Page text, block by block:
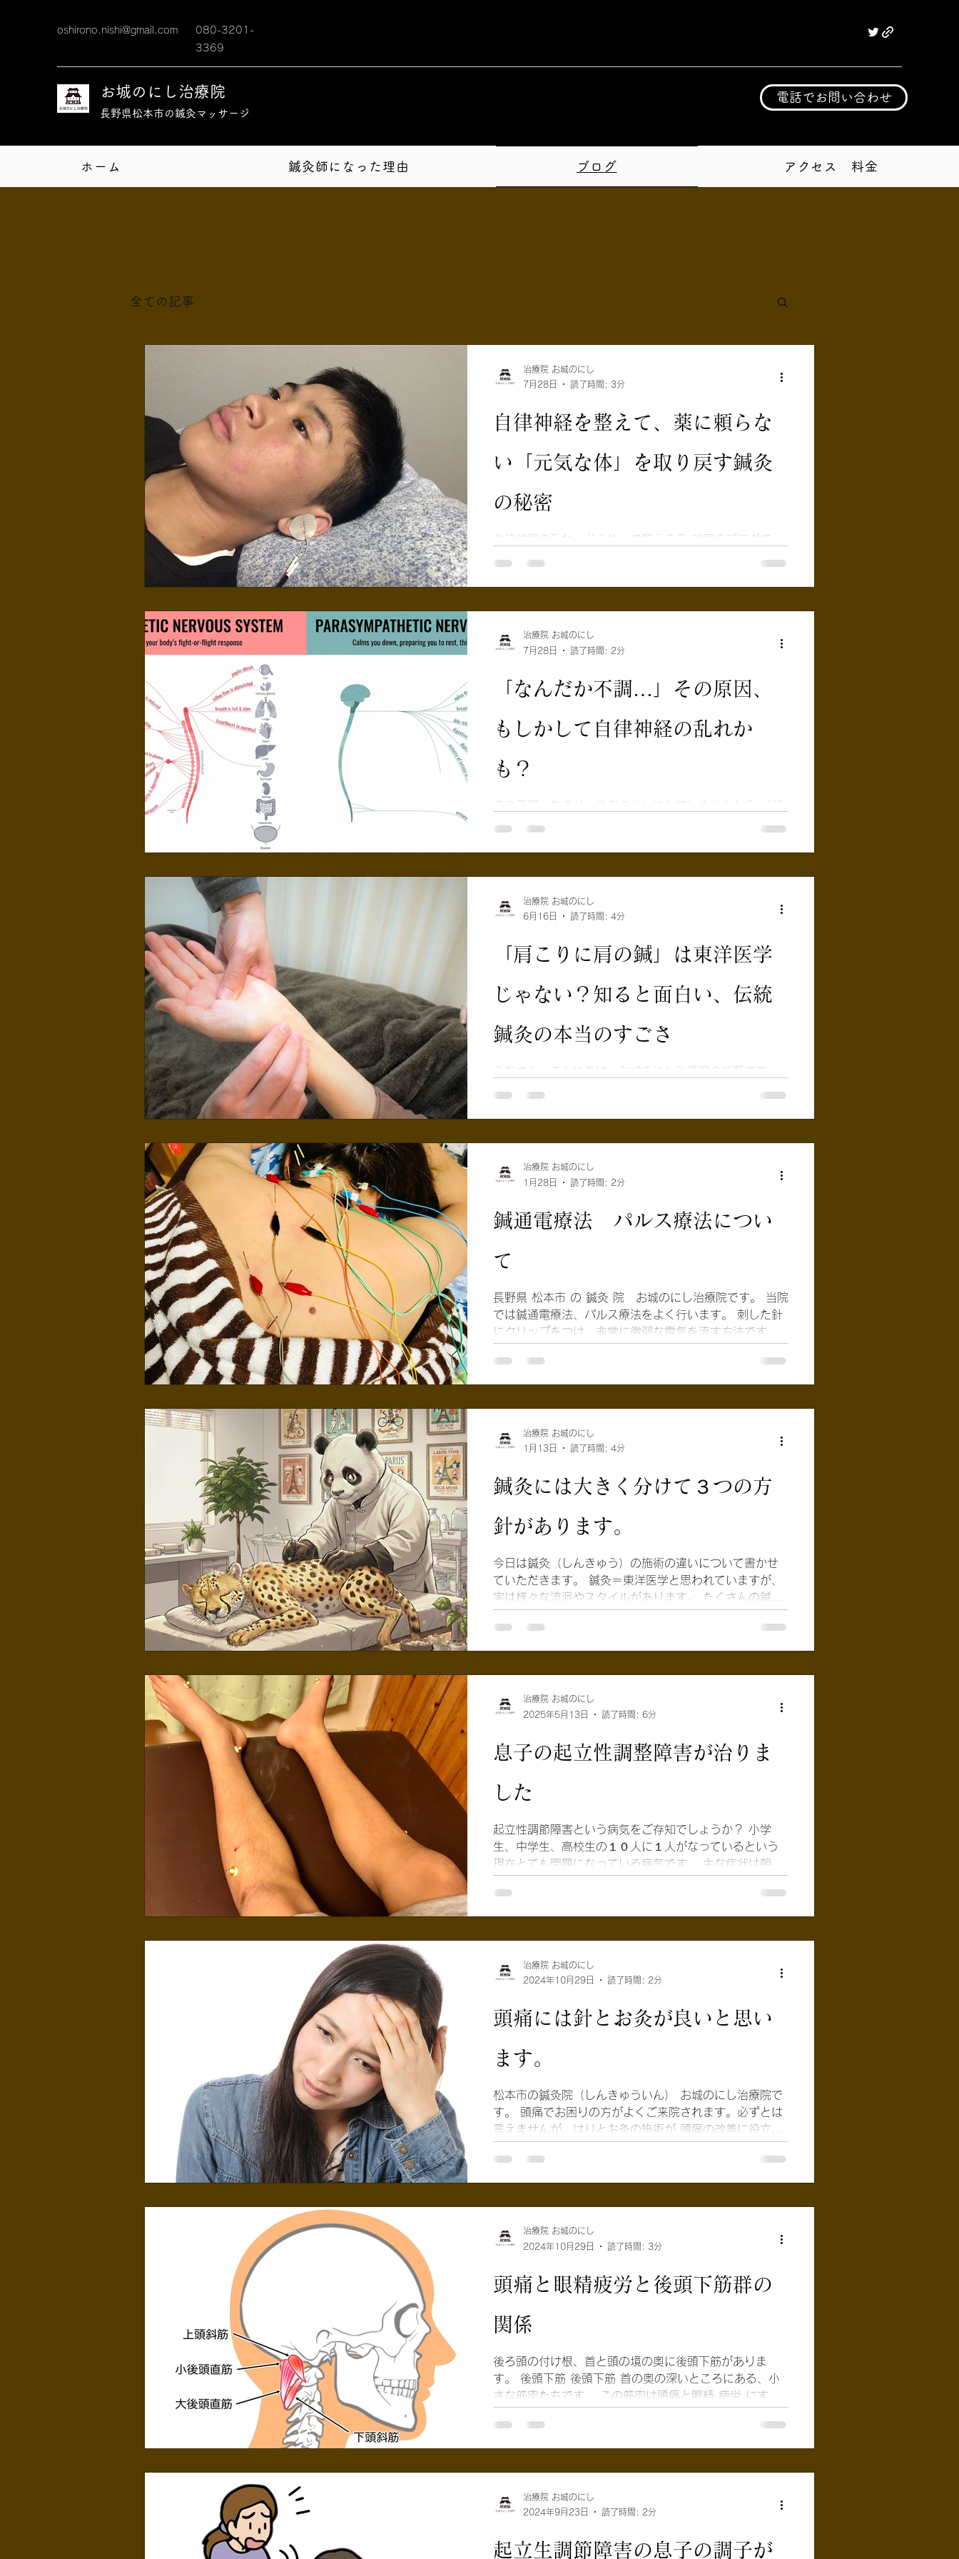
oshirono.nishi@gmail.com
080-3201-
3369
お城のにし治療院
​長野県松本市の鍼灸マッサージ
電話でお問い合わせ
ホーム 鍼灸師になった理由 ブログ アクセス 料金
全ての記事
自律神経を整えて、薬に頼らな
い「元気な体」を取り戻す鍼灸
の秘密
自律神経の乱れ、どうやって整える？ 前回のブログで
が踏みっぱなしになり、 「ブレーキ（副交感神経）」が
は、ここにこそ鍼灸治療の大きな得意分野があります。
の？」と よくご質問をいただきます。 当院では、手足の
も大切にしながら、 神経の緊張を根本から緩めていきま
ツボから、脳の「司令塔（視床下部・脳幹）」 へ
アプローチ 自律神経の中枢である「視床下部」
きを 24時間自動でコントロールしている 命の
司令塔です。 手足にあるツボに
治療院 お城のにし
7月28日
読了時間: 3分
「なんだか不調…」その原因、
もしかして自律神経の乱れか
も？
その不調、年のせいや気のせいにしていませんか？ 「朝
首がガチガチ……」 当院に来院される患者さんからも、
どこから来るの？」と 不安になりますよね。 その慢性的
れません。 そもそも「自律神経」ってなに？ 赤
色が交感神経 青色が副交感神経 自律神
は関係なく、 24時間休まずに自動で体温、血流、呼吸、
神経には、大きく分けて2つのタイプがあります。 交感
神経（活動・緊張のスイッチ） 日中、仕事をしている時
ります。 車で例えると「アクセル」です。 副交感神経
（休息・回復のスイッチ） 夜寝ている時や、リラックス
治療院 お城のにし
7月28日
読了時間: 2分
「肩こりに肩の鍼」は東洋医学
じゃない？知ると面白い、伝統
鍼灸の本当のすごさ
みなさん、こんにちは、お城のにし治療院の杉野です。
と、こうした「痛む場所に直接アプローチする治療」を
んか？ 実はこれ、現代の鍼灸界における最大の「大いな
素晴らしさについてお話しします。 痛いところに打つ鍼
ている場所に直接、鍼やお灸をする」 これは現代の解剖
ーチです。 筋肉のコリや、痛みの原因になっている神経
をピンポイントで狙い撃ちして、血流を良くする治療法
です。これはこれで即効性があり、運動による怪我やギ
ックリ腰などには非常に効果的です。 しかし、伝統的な
「東洋医学」の鍼灸は、全く違う視点であなたの体を見
治療院 お城のにし
6月16日
読了時間: 4分
鍼通電療法 パルス療法につい
て
長野県 松本市 の 鍼灸 院 お城のにし治療院です。 当院
では鍼通電療法、パルス療法をよく行います。 刺した針
にクリップをつけ、非常に微弱な電気を流す方法です。
動く不思議な感覚がありますが、痛みはほとんどありま
せん。 こんな方にお勧めです。 ◯ガチガチに固まったし
睡眠障害 ◯ メンタルヘルス パルス療法にはいくつかの
手法があります。 １．筋肉を動かし血流を上げることに
神経を介して 脳内 モルヒネ （内因性 オピオイド ）の分
対する天然の鎮痛剤」を脳内から放出する事が出来ま
す。 ３． 下行性疼痛抑制系の活性化 「体→脊髄→
ノルアドレナリン を放出してこの痛みの伝達回路を閉じ
て痛みを感じなくする事が出来ます。
治療院 お城のにし
1月28日
読了時間: 2分
鍼灸には大きく分けて３つの方
針があります。
今日は鍼灸（しんきゅう）の施術の違いについて書かせ
ていただきます。 鍼灸＝東洋医学と思われていますが、
実は様々な流派やスタイルがあります。 たくさんの鍼灸
に 施術方法は同じではありません。 鍼灸師は、はり師き
ゅう師という免許を持っています。 この免許は安全に施
ては、国家試験では問題とならず また学校でもあまり教
えてもらえません。 というのは、鍼灸には多くの流派
試験の問題に出来ないからです。 鍼灸の学校を卒業して
くのです。 治療法にはさまざまな流派があるため 治療院
によって治療がかなり違ってくるのです。 これは患者さ
実際に行ってみるまで、どのような施術をしてくれるか
わからないからです。 わかりにくい鍼灸の施術法を簡単
治療院 お城のにし
1月13日
読了時間: 4分
息子の起立性調整障害が治りま
した
起立性調節障害という病気をご存知でしょうか？ 小学
生、中学生、高校生の１０人に１人がなっているという
現在とても問題になっている病気です。 主な症状は朝起
とが出来ません。 昼夜が逆転することも多いです。...
治療院 お城のにし
2025年5月13日
読了時間: 6分
頭痛には針とお灸が良いと思い
ます。
松本市の鍼灸院（しんきゅういん） お城のにし治療院で
す。 頭痛でお困りの方がよくご来院されます。必ずとは
言えませんが、はりとお灸の施術が 頭痛の改善に役立つ
治療院 お城のにし
2024年10月29日
読了時間: 2分
頭痛と眼精疲労と後頭下筋群の
関係
後ろ頭の付け根、首と頭の境の奥に後頭下筋がありま
す。 後頭下筋 後頭下筋 首の奥の深いところにある、小
さな筋肉たちです。 この筋肉は頭痛と眼精 疲労 にすご
の動きや視覚に関連する役割を持つ筋肉です。...
治療院 お城のにし
2024年10月29日
読了時間: 3分
起立生調節障害の息子の調子が
治療院 お城のにし
2024年9月23日
読了時間: 2分